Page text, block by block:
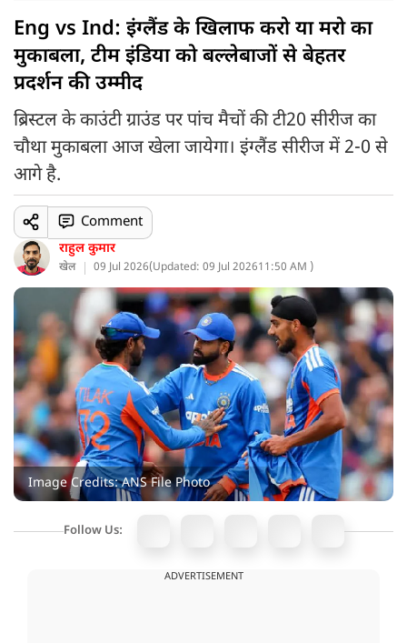
Eng vs Ind: इंग्लैंड के खिलाफ करो या मरो का
मुकाबला, टीम इंडिया को बल्लेबाजों से बेहतर
प्रदर्शन की उम्मीद
ब्रिस्टल के काउंटी ग्राउंड पर पांच मैचों की टी20 सीरीज का
चौथा मुकाबला आज खेला जायेगा। इंग्लैंड सीरीज में 2-0 से
आगे है.
राहुल कुमार
खेल 09 Jul 2026(Updated: 09 Jul 202611:50 AM )
Comment
Image Credits: ANS File Photo
Follow Us:
ADVERTISEMENT